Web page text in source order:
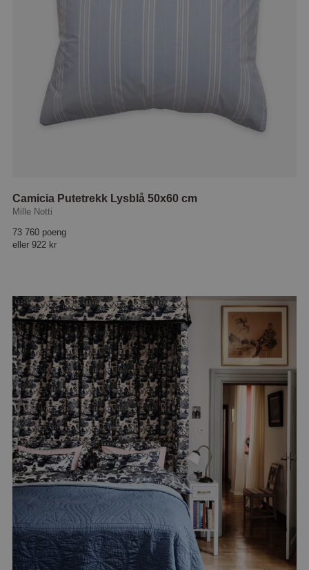
Camicia Putetrekk Lysblå 50x60 cm
Mille Notti
73 760 poeng
eller 922 kr